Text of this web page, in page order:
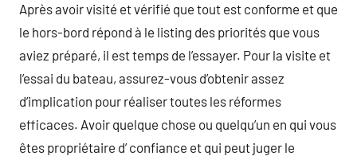
Après avoir visité et vérifié que tout est conforme et que
le hors-bord répond à le listing des priorités que vous
aviez préparé, il est temps de l’essayer. Pour la visite et
l’essai du bateau, assurez-vous d’obtenir assez
d’implication pour réaliser toutes les réformes
efficaces. Avoir quelque chose ou quelqu’un en qui vous
êtes propriétaire d’ confiance et qui peut juger le